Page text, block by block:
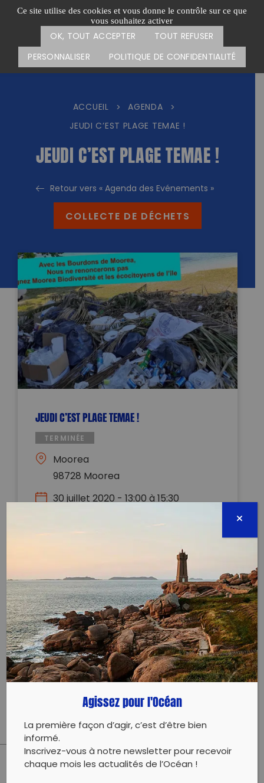
Ce site utilise des cookies et vous donne le contrôle sur ce que
vous souhaitez activer
OK, TOUT ACCEPTER
TOUT REFUSER
PERSONNALISER
POLITIQUE DE CONFIDENTIALITÉ
Passer
Menu
CARTE DES ACTIONS FAIRE UN DON
ACCUEIL > AGENDA
>
JEUDI C’EST PLAGE TEMAE !
JEUDI C’EST PLAGE TEMAE !
Retour vers « Agenda des Evénements »
COLLECTE DE DÉCHETS
JEUDI C’EST PLAGE TEMAE !
TERMINÉE
Moorea
98728 Moorea
30 juillet 2020 - 13:00 à 15:30
secretariat.mooreabiodiversite@gmail.com
Moorea Biodiversité
Rejoignez Moorea Biodiversité et le collectif
écocitoyens Les bourdons de moorea pour une
nouvelle collecte ! Avec Te mana o te Moana !
Toutes les associations s’y mettent ! Pas de repos
pour le bien être de notre île
Agissez pour l'Océan
La première façon d’agir, c’est d’être bien
informé.
Inscrivez-vous à notre newsletter pour recevoir
chaque mois les actualités de l’Océan !